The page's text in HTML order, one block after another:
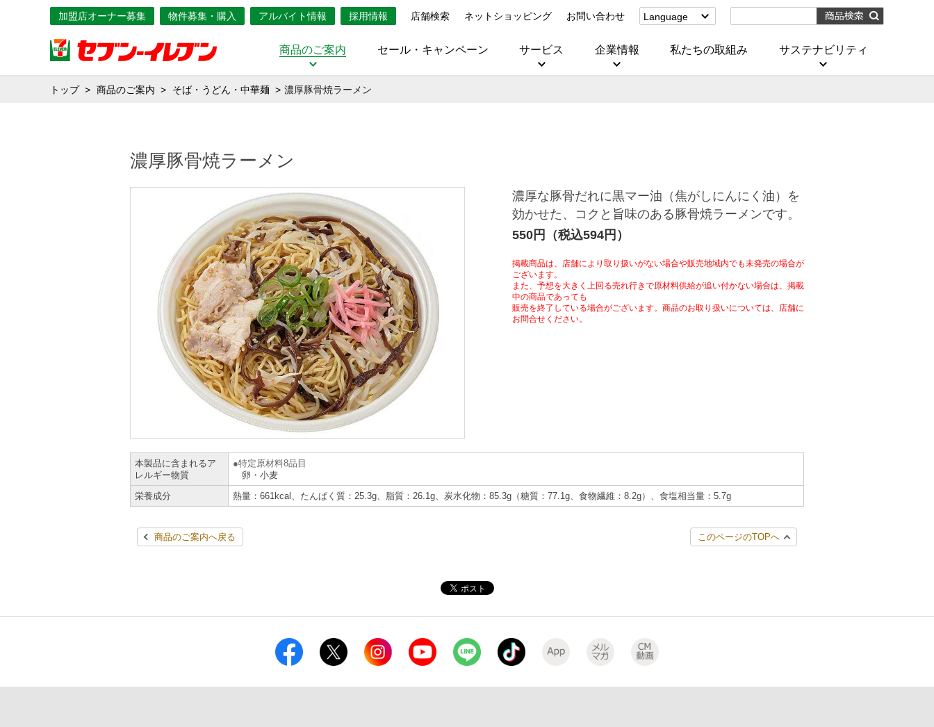
加盟店オーナー募集 物件募集・購入 アルバイト情報 採用情報 店舗検索 ネットショッピング お問い合わせ
Language
(Corporate)
商品のご案内 セール・キャンペーン サービス 企業情報 私たちの取組み サステナビリティ
トップ 商品のご案内 そば・うどん・中華麺 濃厚豚骨焼ラーメン
濃厚豚骨焼ラーメン
濃厚な豚骨だれに黒マー油（焦がしにんにく油）を
効かせた、コクと旨味のある豚骨焼ラーメンです。
550円（税込594円）
掲載商品は、店舗により取り扱いがない場合や販売地域内でも未発売の場合が
ございます。
また、予想を大きく上回る売れ行きで原材料供給が追い付かない場合は、掲載
中の商品であっても
販売を終了している場合がございます。商品のお取り扱いについては、店舗に
お問合せください。
本製品に含まれるア
レルギー物質
特定原材料8品目
卵・小麦
栄養成分
熱量：661kcal、たんぱく質：25.3g、脂質：26.1g、炭水化物：85.3g（糖質：77.1g、食物繊維：8.2g）、食塩相当量：5.7g
商品のご案内へ戻る このページのTOPへ